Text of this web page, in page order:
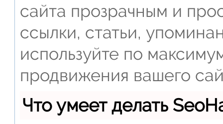
сайта прозрачным и
ссылки, статьи,
используйте по
продвижения вашего
Что умеет делать